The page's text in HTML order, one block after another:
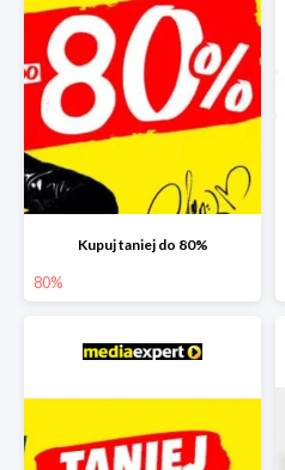
Kupuj taniej do 80%
80%